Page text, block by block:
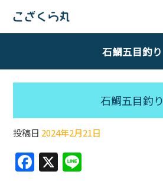
石鯛五目釣り
石鯛五目釣り
投稿日 2024年2月21日
F X